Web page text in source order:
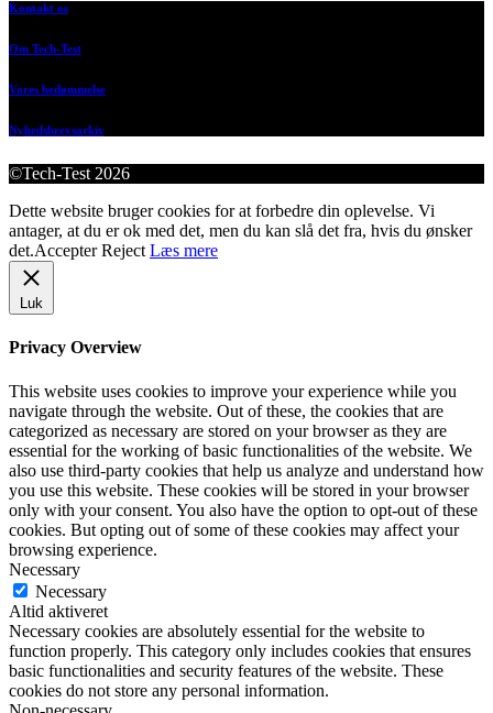
Kontakt os
Om Tech-Test
Vores bedømmelse
Nyhedsbrevsarkiv
©Tech-Test 2026
Dette website bruger cookies for at forbedre din oplevelse. Vi
antager, at du er ok med det, men du kan slå det fra, hvis du ønsker
det.Accepter Reject Læs mere
Luk
Privacy Overview
This website uses cookies to improve your experience while you
navigate through the website. Out of these, the cookies that are
categorized as necessary are stored on your browser as they are
essential for the working of basic functionalities of the website. We
also use third-party cookies that help us analyze and understand how
you use this website. These cookies will be stored in your browser
only with your consent. You also have the option to opt-out of these
cookies. But opting out of some of these cookies may affect your
browsing experience.
Necessary
Necessary
Altid aktiveret
Necessary cookies are absolutely essential for the website to
function properly. This category only includes cookies that ensures
basic functionalities and security features of the website. These
cookies do not store any personal information.